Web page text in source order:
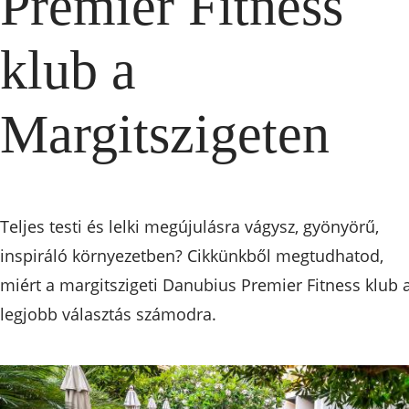
klub a
Margitszigeten
Teljes testi és lelki megújulásra vágysz, gyönyörű,
inspiráló környezetben? Cikkünkből megtudhatod,
miért a margitszigeti Danubius Premier Fitness klub
legjobb választás számodra.